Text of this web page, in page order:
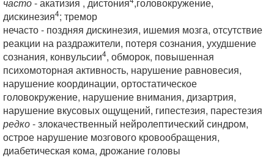
дискинезия4; тремор
нечасто - поздняя дискинезия, ишемия мозга, отсутствие
реакции на раздражители, потеря сознания, ухудшение
сознания, конвульсии4, обморок, повышенная
психомоторная активность, нарушение равновесия,
нарушение координации, ортостатическое
головокружение, нарушение внимания, дизартрия,
нарушение вкусовых ощущений, гипестезия, парестезия
редко- злокачественный нейролептический синдром,
острое нарушение мозгового кровообращения,
диабетическая кома, дрожание головы